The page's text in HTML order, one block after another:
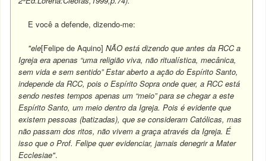
E você a defende, dizendo-me:
"ele[Felipe de Aquino] NÃO está dizendo que antes da RCC a
Igreja era apenas “uma religião viva, não ritualística, mecânica,
sem vida e sem sentido” Estar aberto a ação do Espírito Santo,
independe da RCC, pois o Espírito Sopra onde quer, a RCC está
sendo nestes tempos apenas um “meio” para se chegar a este
Espírito Santo, um meio dentro da Igreja. Pois é evidente que
existem pessoas (batizadas), que se consideram Católicas, mas
não passam dos ritos, não vivem a graça através da Igreja. É
isso que o Prof. Felipe quer evidenciar, jamais denegrir a Mater
Ecclesiae".